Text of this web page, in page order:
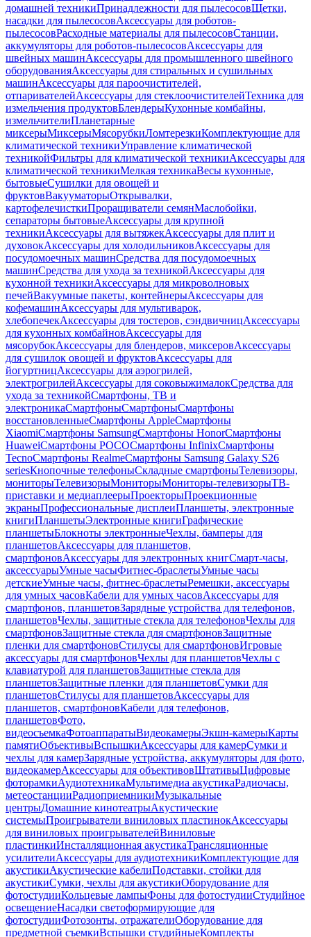
домашней техникиПринадлежности для пылесосовЩетки,
насадки для пылесосовАксессуары для роботов-
пылесосовРасходные материалы для пылесосовСтанции,
аккумуляторы для роботов-пылесосовАксессуары для
швейных машинАксессуары для промышленного швейного
оборудованияАксессуары для стиральных и сушильных
машинАксессуары для пароочистителей,
отпаривателейАксессуары для стеклоочистителейТехника для
измельчения продуктовБлендерыКухонные комбайны,
измельчителиПланетарные
миксерыМиксерыМясорубкиЛомтерезкиКомплектующие для
климатической техникиУправление климатической
техникойФильтры для климатической техникиАксессуары для
климатической техникиМелкая техникаВесы кухонные,
бытовыеСушилки для овощей и
фруктовВакууматорыОткрывалки,
картофелечисткиПроращиватели семянМаслобойки,
сепараторы бытовыеАксессуары для крупной
техникиАксессуары для вытяжекАксессуары для плит и
духовокАксессуары для холодильниковАксессуары для
посудомоечных машинСредства для посудомоечных
машинСредства для ухода за техникойАксессуары для
кухонной техникиАксессуары для микроволновых
печейВакуумные пакеты, контейнерыАксессуары для
кофемашинАксессуары для мультиварок,
хлебопечекАксессуары для тостеров, сэндвичницАксессуары
для кухонных комбайновАксессуары для
мясорубокАксессуары для блендеров, миксеровАксессуары
для сушилок овощей и фруктовАксессуары для
йогуртницАксессуары для аэрогрилей,
электрогрилейАксессуары для соковыжималокСредства для
ухода за техникойСмартфоны, ТВ и
электроникаСмартфоныСмартфоныСмартфоны
восстановленныеСмартфоны AppleСмартфоны
XiaomiСмартфоны SamsungСмартфоны HonorСмартфоны
HuaweiСмартфоны POCOСмартфоны InfinixСмартфоны
TecnoСмартфоны RealmeСмартфоны Samsung Galaxy S26
seriesКнопочные телефоныСкладные смартфоныТелевизоры,
мониторыТелевизорыМониторыМониторы-телевизорыТВ-
приставки и медиаплеерыПроекторыПроекционные
экраныПрофессиональные дисплеиПланшеты, электронные
книгиПланшетыЭлектронные книгиГрафические
планшетыБлокноты электронныеЧехлы, бамперы для
планшетовАксессуары для планшетов,
смартфоновАксессуары для электронных книгСмарт-часы,
аксессуарыУмные часыФитнес-браслетыУмные часы
детскиеУмные часы, фитнес-браслетыРемешки, аксессуары
для умных часовКабели для умных часовАксессуары для
смартфонов, планшетовЗарядные устройства для телефонов,
планшетовЧехлы, защитные стекла для телефоновЧехлы для
смартфоновЗащитные стекла для смартфоновЗащитные
пленки для смартфоновСтилусы для смартфоновИгровые
аксессуары для смартфоновЧехлы для планшетовЧехлы с
клавиатурой для планшетовЗащитные стекла для
планшетовЗащитные пленки для планшетовСумки для
планшетовСтилусы для планшетовАксессуары для
планшетов, смартфоновКабели для телефонов,
планшетовФото,
видеосъемкаФотоаппаратыВидеокамерыЭкшн-камерыКарты
памятиОбъективыВспышкиАксессуары для камерСумки и
чехлы для камерЗарядные устройства, аккумуляторы для фото,
видеокамерАксессуары для объективовШтативыЦифровые
фоторамкиАудиотехникаМультимедиа акустикаРадиочасы,
метеостанцииРадиоприемникиМузыкальные
центрыДомашние кинотеатрыАкустические
системыПроигрыватели виниловых пластинокАксессуары
для виниловых проигрывателейВиниловые
пластинкиИнсталляционная акустикаТрансляционные
усилителиАксессуары для аудиотехникиКомплектующие для
акустикиАкустические кабелиПодставки, стойки для
акустикиСумки, чехлы для акустикиОборудование для
фотостудииКольцевые лампыФоны для фотостудииСтудийное
освещениеНасадки светоформирующие для
фотостудииФотозонты, отражателиОборудование для
предметной съемкиВспышки студийныеКомплекты